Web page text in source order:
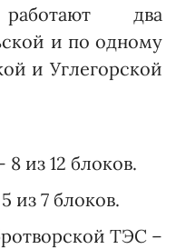
два
и по одному
и Углегорской
из 12 блоков.
из 7 блоков.
ТЭС –